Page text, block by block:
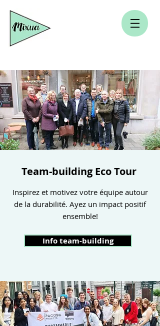
Team-building Eco Tour
Inspirez et motivez votre équipe autour
de la durabilité. Ayez un impact positif
ensemble!
Info team-building